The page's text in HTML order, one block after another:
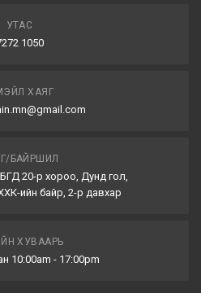
УТАС
1050
ХАЯГ
БАЙРШИЛ
20-р хороо, Дунд гол,
ийн байр, 2-р давхар
ХУВААРЬ
10:00am - 17:00pm